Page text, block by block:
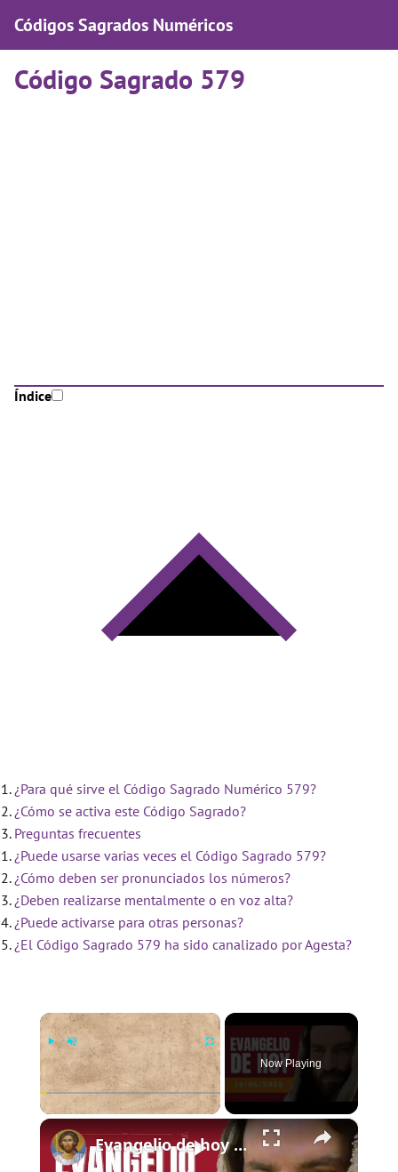
Códigos Sagrados Numéricos
Código Sagrado 579
Índice
¿Para qué sirve el Código Sagrado Numérico 579?
¿Cómo se activa este Código Sagrado?
Preguntas frecuentes
¿Puede usarse varias veces el Código Sagrado 579?
¿Cómo deben ser pronunciados los números?
¿Deben realizarse mentalmente o en voz alta?
¿Puede activarse para otras personas?
¿El Código Sagrado 579 ha sido canalizado por Agesta?
×
Fullscreen
Now Playing
×
Evangelio de hoy - Jueves 19 de junio de 2025 - Lucas 9:11b-17 - Biblia Católica